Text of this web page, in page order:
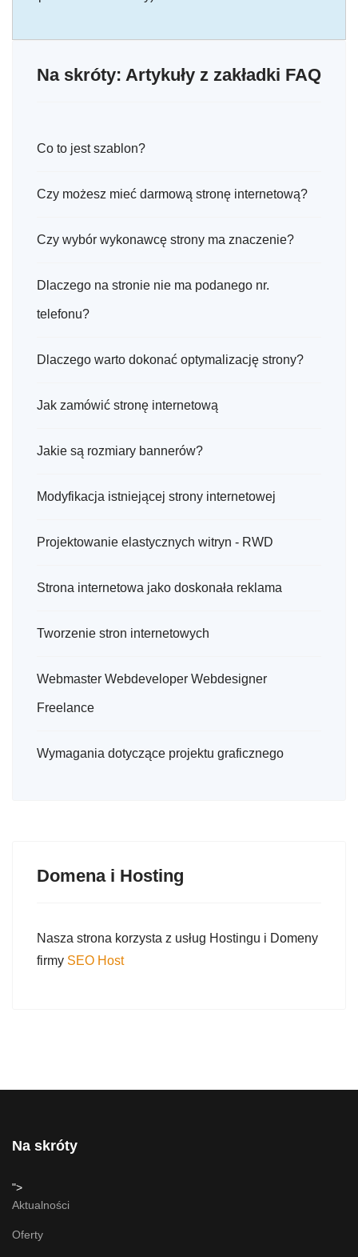
Na skróty: Artykuły z zakładki FAQ
Co to jest szablon?
Czy możesz mieć darmową stronę internetową?
Czy wybór wykonawcę strony ma znaczenie?
Dlaczego na stronie nie ma podanego nr.
telefonu?
Dlaczego warto dokonać optymalizację strony?
Jak zamówić stronę internetową
Jakie są rozmiary bannerów?
Modyfikacja istniejącej strony internetowej
Projektowanie elastycznych witryn - RWD
Strona internetowa jako doskonała reklama
Tworzenie stron internetowych
Webmaster Webdeveloper Webdesigner
Freelance
Wymagania dotyczące projektu graficznego
Domena i Hosting
Nasza strona korzysta z usług Hostingu i Domeny
firmy SEO Host
Na skróty
">
Aktualności
Oferty